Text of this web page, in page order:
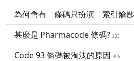
為何會有「條碼只扮演「索引鑰
甚麼是 Pharmacode 條碼? 233
Code 93 條碼被淘汰的原因 306